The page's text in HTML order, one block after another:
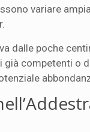
variare
dalle poche
competenti o